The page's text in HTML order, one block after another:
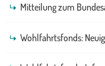
Mitteilung zum
Wohlfahrtsfonds: